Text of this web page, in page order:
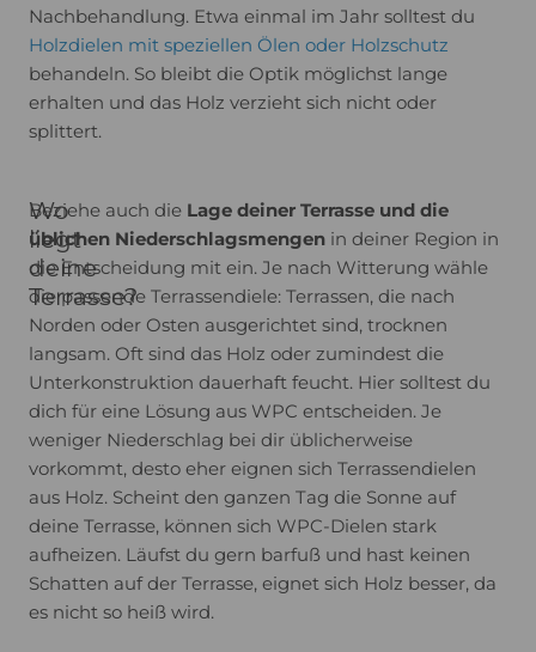
Nachbehandlung. Etwa einmal im Jahr solltest du
Holzdielen mit speziellen Ölen oder Holzschutz
behandeln. So bleibt die Optik möglichst lange
erhalten und das Holz verzieht sich nicht oder
splittert.
Wo
liegt
deine
Terrasse?
Beziehe auch die Lage deiner Terrasse und die
üblichen Niederschlagsmengen in deiner Region in
die Entscheidung mit ein. Je nach Witterung wähle
die passende Terrassendiele: Terrassen, die nach
Norden oder Osten ausgerichtet sind, trocknen
langsam. Oft sind das Holz oder zumindest die
Unterkonstruktion dauerhaft feucht. Hier solltest du
dich für eine Lösung aus WPC entscheiden. Je
weniger Niederschlag bei dir üblicherweise
vorkommt, desto eher eignen sich Terrassendielen
aus Holz. Scheint den ganzen Tag die Sonne auf
deine Terrasse, können sich WPC-Dielen stark
aufheizen. Läufst du gern barfuß und hast keinen
Schatten auf der Terrasse, eignet sich Holz besser, da
es nicht so heiß wird.